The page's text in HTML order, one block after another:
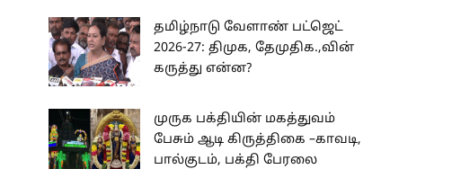
தமிழ்நாடு வேளாண் பட்ஜெட்
2026-27: திமுக, தேமுதிக.,வின்
கருத்து என்ன?
முருக பக்தியின் மகத்துவம்
பேசும் ஆடி கிருத்திகை –காவடி,
பால்குடம், பக்தி பேரலை